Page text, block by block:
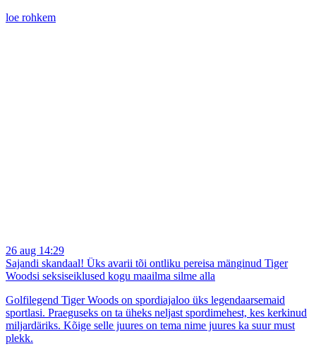
loe rohkem
26 aug 14:29
Sajandi skandaal! Üks avarii tõi ontliku pereisa mänginud Tiger
Woodsi seksiseiklused kogu maailma silme alla
Golfilegend Tiger Woods on spordiajaloo üks legendaarsemaid
sportlasi. Praeguseks on ta üheks neljast spordimehest, kes kerkinud
miljardäriks. Kõige selle juures on tema nime juures ka suur must
plekk.